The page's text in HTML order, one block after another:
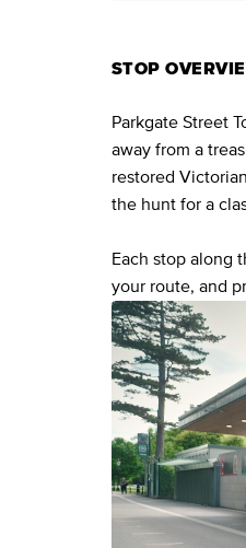
STOP
Parkgate Street
away from a
restored
the hunt for a
Each stop along
your route, and